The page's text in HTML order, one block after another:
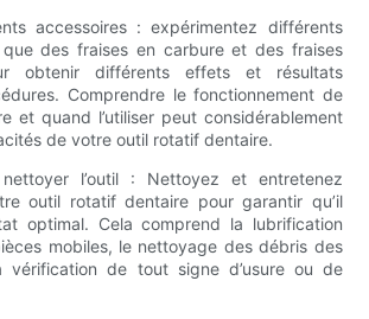
accessoires : expérimentez différents
que des fraises en carbure et des fraises
obtenir différents effets et résultats
Comprendre le fonctionnement de
et quand l’utiliser peut considérablement
de votre outil rotatif dentaire.
l’outil : Nettoyez et entretenez
outil rotatif dentaire pour garantir qu’il
optimal. Cela comprend la lubrification
mobiles, le nettoyage des débris des
vérification de tout signe d’usure ou de